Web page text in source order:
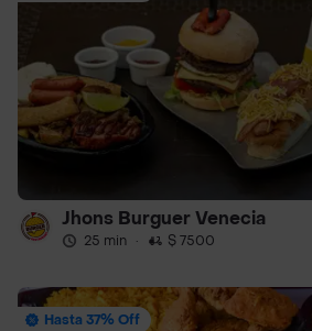
Jhons Burguer Venecia
25 min · $ 7500
Hasta 37% Off